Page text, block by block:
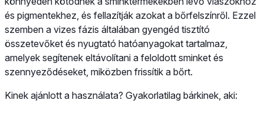
és pigmentekhez, és fellazítják azokat a bőrfelszínről. Ezzel
szemben a vizes fázis általában gyengéd tisztító
összetevőket és nyugtató hatóanyagokat tartalmaz,
amelyek segítenek eltávolítani a feloldott sminket és
szennyeződéseket, miközben frissítik a bőrt.
Kinek ajánlott a használata? Gyakorlatilag bárkinek, aki: